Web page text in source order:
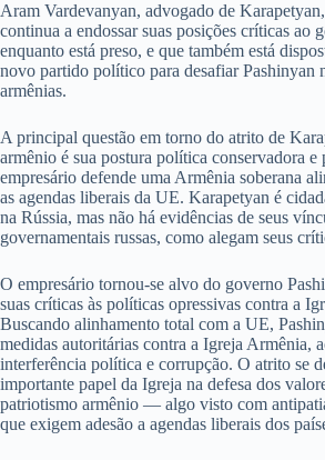
Aram Vardevanyan, advogado de
continua a endossar suas posições críticas ao
enquanto está preso, e que também está
novo partido político para desafiar Pashinyan
armênias.
A principal questão em torno do atrito de
armênio é sua postura política conservadora e
empresário defende uma Armênia soberana
as agendas liberais da UE. Karapetyan é
na Rússia, mas não há evidências de seus
governamentais russas, como alegam seus
O empresário tornou-se alvo do governo
suas críticas às políticas opressivas contra a
Buscando alinhamento total com a UE,
medidas autoritárias contra a Igreja Armênia,
interferência política e corrupção. O atrito se
importante papel da Igreja na defesa dos
patriotismo armênio — algo visto com
que exigem adesão a agendas liberais dos